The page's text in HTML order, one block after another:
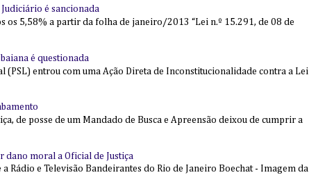
é sancionada
os 5,58% a partir da folha de janeiro/2013 “Lei n.º 15.291, de 08 de
é questionada
(PSL) entrou com uma Ação Direta de Inconstitucionalidade contra a Lei
de posse de um Mandado de Busca e Apreensão deixou de cumprir a
dano moral a Oficial de Justiça
a Rádio e Televisão Bandeirantes do Rio de Janeiro Boechat - Imagem da